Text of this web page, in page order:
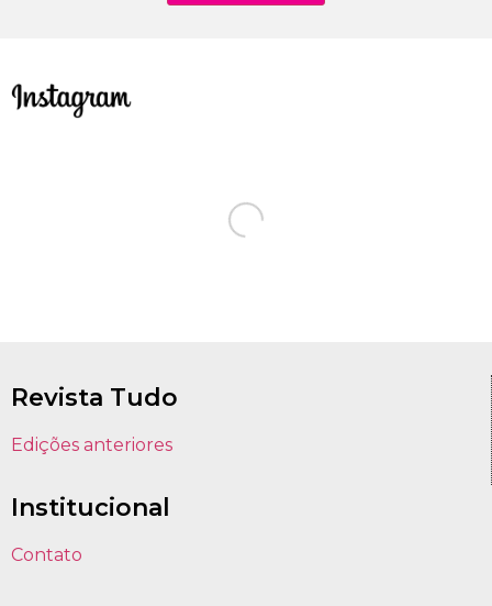
Revista Tudo
Edições anteriores
Institucional
Contato